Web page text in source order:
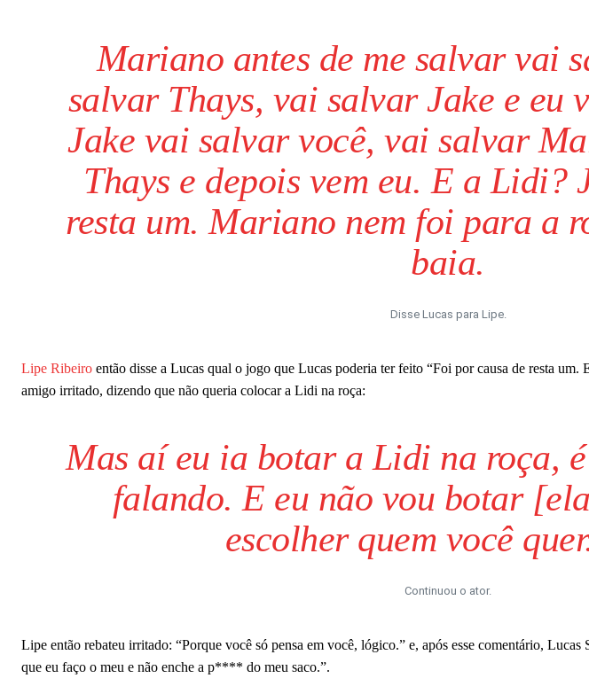
Mariano antes de me salvar vai
salvar Thays, vai salvar Jake e eu
Jake vai salvar você, vai salvar
Thays e depois vem eu. E a Lidi?
resta um. Mariano nem foi para a
baia.
Disse Lucas para Lipe.
Lipe Ribeiro então disse a Lucas qual o jogo que Lucas poderia ter feito “Foi por causa de resta um.
amigo irritado, dizendo que não queria colocar a Lidi na roça:
Mas aí eu ia botar a Lidi na roça,
falando. E eu não vou botar
escolher quem você
Continuou o ator.
Lipe então rebateu irritado: “Porque você só pensa em você, lógico.” e, após esse comentário,
que eu faço o meu e não enche a p**** do meu saco.”.